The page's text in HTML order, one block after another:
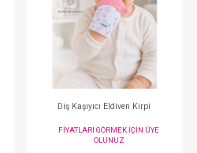
Emzik